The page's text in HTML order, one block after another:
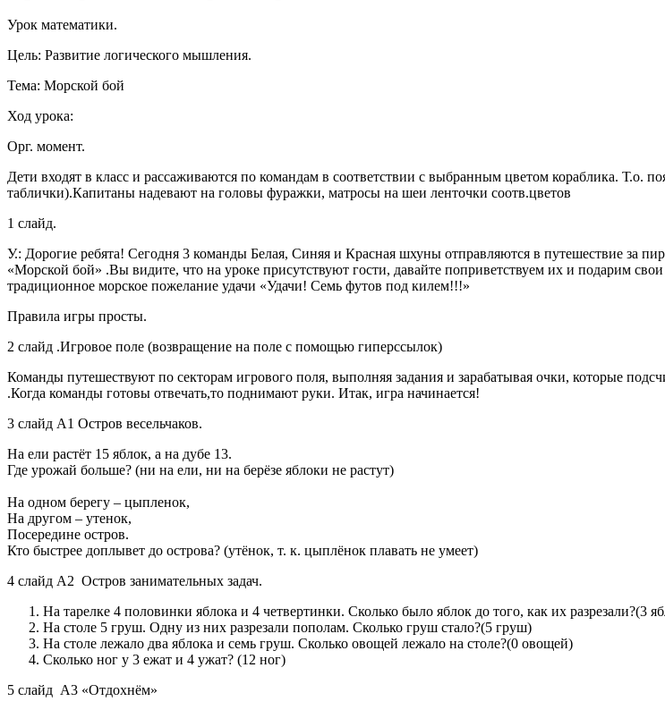
Урок математики.
Цель: Развитие логического мышления.
Тема: Морской бой
Ход урока:
Орг. момент.
Дети входят в класс и рассаживаются по командам в соответствии с выбранным цветом кораблика. Т.о.
таблички).Капитаны надевают на головы фуражки, матросы на шеи ленточки соотв.цветов
1 слайд.
У.: Дорогие ребята! Сегодня 3 команды Белая, Синяя и Красная шхуны отправляются в путешествие за
«Морской бой» .Вы видите, что на уроке присутствуют гости, давайте поприветствуем их и подарим
традиционное морское пожелание удачи «Удачи! Семь футов под килем!!!»
Правила игры просты.
2 слайд .Игровое поле (возвращение на поле с помощью гиперссылок)
Команды путешествуют по секторам игрового поля, выполняя задания и зарабатывая очки, которые
.Когда команды готовы отвечать,то поднимают руки. Итак, игра начинается!
3 слайд А1 Остров весельчаков.
На ели растёт 15 яблок, а на дубе 13.
Где урожай больше? (ни на ели, ни на берёзе яблоки не растут)
На одном берегу – цыпленок,
На другом – утенок,
Посередине остров.
Кто быстрее доплывет до острова? (утёнок, т. к. цыплёнок плавать не умеет)
4 слайд А2 Остров занимательных задач.
На тарелке 4 половинки яблока и 4 четвертинки. Сколько было яблок до того, как их разрезали?(3
На столе 5 груш. Одну из них разрезали пополам. Сколько груш стало?(5 груш)
На столе лежало два яблока и семь груш. Сколько овощей лежало на столе?(0 овощей)
Сколько ног у 3 ежат и 4 ужат? (12 ног)
5 слайд А3 «Отдохнём»